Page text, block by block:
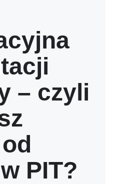
– czyli
PIT?